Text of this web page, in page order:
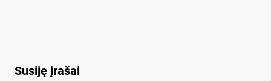
Susiję įrašai